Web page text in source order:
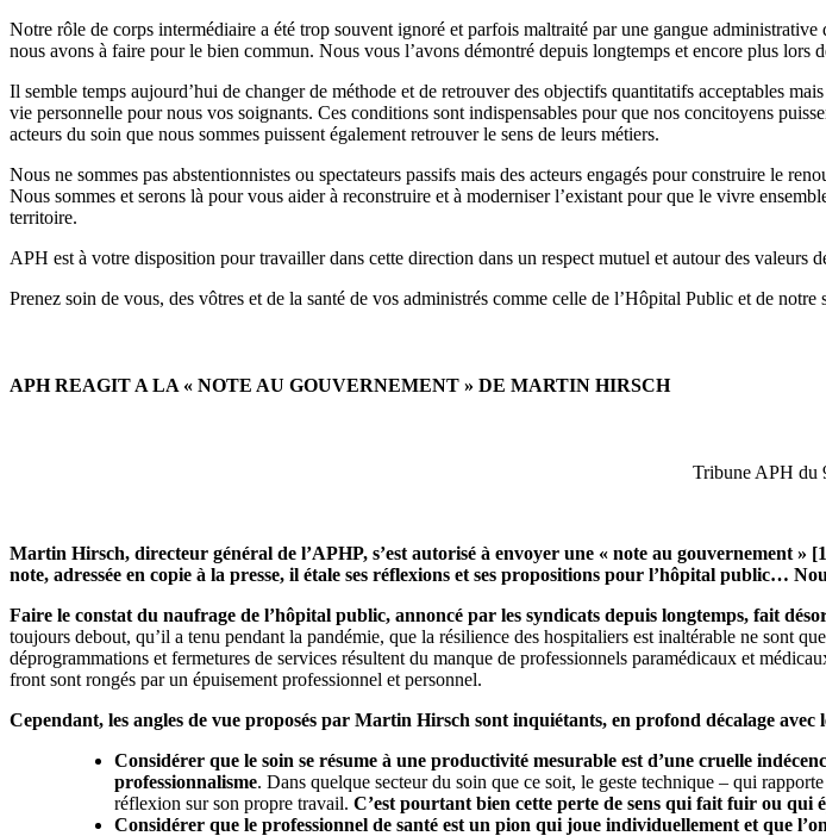
Notre rôle de corps intermédiaire a été trop souvent ignoré et parfois maltraité par une gangue
nous avons à faire pour le bien commun. Nous vous l’avons démontré depuis longtemps et encore plus
Il semble temps aujourd’hui de changer de méthode et de retrouver des objectifs quantitatifs acceptables
vie personnelle pour nous vos soignants. Ces conditions sont indispensables pour que nos concitoyens
acteurs du soin que nous sommes puissent également retrouver le sens de leurs métiers.
Nous ne sommes pas abstentionnistes ou spectateurs passifs mais des acteurs engagés pour construire le
Nous sommes et serons là pour vous aider à reconstruire et à moderniser l’existant pour que le vivre
territoire.
APH est à votre disposition pour travailler dans cette direction dans un respect mutuel et autour des valeurs
Prenez soin de vous, des vôtres et de la santé de vos administrés comme celle de l’Hôpital Public et de notre
APH REAGIT A LA « NOTE AU GOUVERNEMENT » DE MARTIN HIRSCH
Tribune APH du
Martin Hirsch, directeur général de l’APHP, s’est autorisé à envoyer une « note au gouvernement »
note, adressée en copie à la presse, il étale ses réflexions et ses propositions pour l’hôpital public…
Faire le constat du naufrage de l’hôpital public, annoncé par les syndicats depuis longtemps, fait
toujours debout, qu’il a tenu pendant la pandémie, que la résilience des hospitaliers est inaltérable ne sont
déprogrammations et fermetures de services résultent du manque de professionnels paramédicaux et
front sont rongés par un épuisement professionnel et personnel.
Cependant, les angles de vue proposés par Martin Hirsch sont inquiétants, en profond décalage avec
Considérer que le soin se résume à une productivité mesurable est d’une cruelle
professionnalisme. Dans quelque secteur du soin que ce soit, le geste technique – qui
réflexion sur son propre travail. C’est pourtant bien cette perte de sens qui fait fuir ou qui
Considérer que le professionnel de santé est un pion qui joue individuellement et que